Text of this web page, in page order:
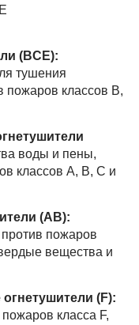
(BCE):
тушения
классов B,
воды и пены,
классов A, B, C и
(AB):
пожаров
вещества и
(F):
класса F,